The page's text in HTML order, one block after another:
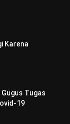
Karena
Tugas
19